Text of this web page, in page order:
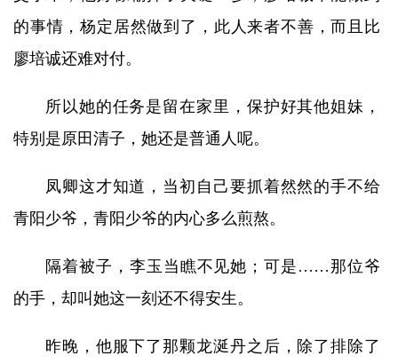
的事情，杨定居然做到了，此人来者不善，而且比
廖培诚还难对付。
所以她的任务是留在家里，保护好其他姐妹，
特别是原田清子，她还是普通人呢。
凤卿这才知道，当初自己要抓着然然的手不给
青阳少爷，青阳少爷的内心多么煎熬。
隔着被子，李玉当瞧不见她；可是……那位爷
的手，却叫她这一刻还不得安生。
昨晚，他服下了那颗龙涎丹之后，除了排除了